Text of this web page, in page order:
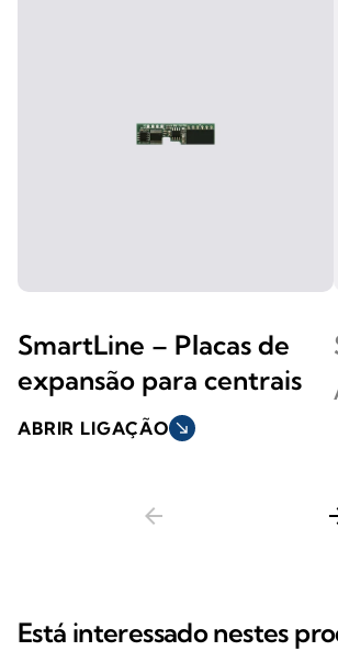
SmartLine – Placas de
expansão para centrais
ABRIR LIGAÇÃO south_east
arrow_back
Está interessado nestes